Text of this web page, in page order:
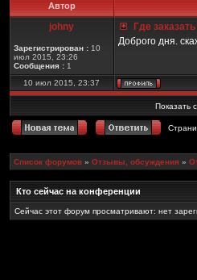
Автор
johny
Зарегистрирован : 10
июл 2015, 23:26
Сообщения : 1
Где
Доброго дня.
10 июл 2015, 23:37
Показать
Список форумов » Отзывы, обсуждения »
Кто сейчас на конференции
Сейчас этот форум просматривают: нет